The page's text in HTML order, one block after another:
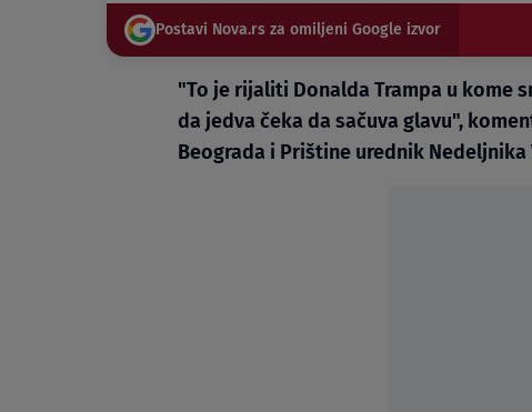
Postavi Nova.rs za omiljeni Google izvor
"To je rijaliti Donalda Trampa u kome
da jedva čeka da sačuva glavu",
Beograda i Prištine urednik Nedeljnika